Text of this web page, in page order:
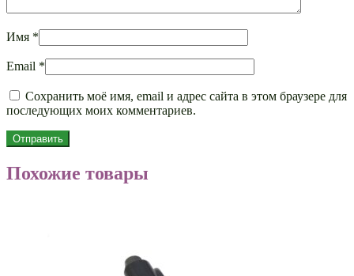
Имя *
Email *
Сохранить моё имя, email и адрес сайта в этом браузере для
последующих моих комментариев.
Похожие товары